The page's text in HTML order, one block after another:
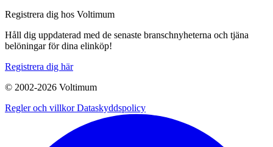
Registrera dig hos Voltimum
Håll dig uppdaterad med de senaste branschnyheterna och tjäna
belöningar för dina elinköp!
Registrera dig här
© 2002-2026 Voltimum
Regler och villkorDataskyddspolicy